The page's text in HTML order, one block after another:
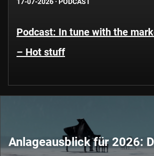
Podcast: In tune with the
– Hot stuff
Anlageausblick für 2026: